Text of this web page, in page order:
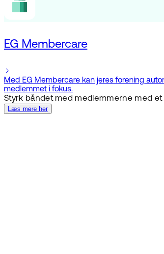
EG Membercare
Med EG Membercare kan jeres forening
medlemmet i fokus.
Styrk båndet med medlemmerne med
Læs mere her